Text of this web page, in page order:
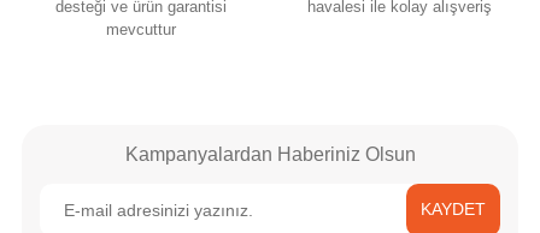
desteği ve ürün garantisi
mevcuttur
havalesi ile kolay alışveriş
Kampanyalardan Haberiniz Olsun
KAYDET